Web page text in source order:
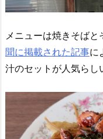
メニューは焼きそばと
聞に掲載された記事に
汁のセットが人気らし